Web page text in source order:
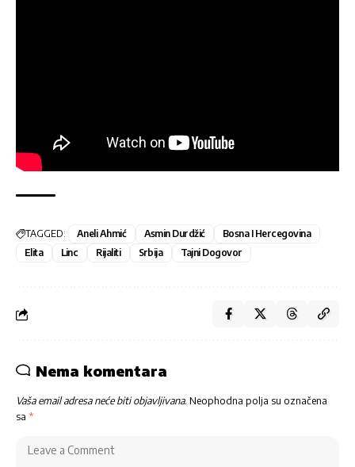
TAGGED: Aneli Ahmić Asmin Durdžić
Bosna I Hercegovina
Elita
Linc Rijaliti Srbija Tajni Dogovor
Nema komentara
Vaša email adresa neće biti objavljivana. Neophodna polja su označena
sa *